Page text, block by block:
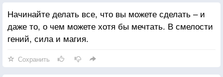
Начинайте делать все, что вы можете сделать – и
даже то, о чем можете хотя бы мечтать. В смелости
гений, сила и магия.
Сохранить